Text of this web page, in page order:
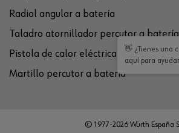
Radial angular a batería
Taladro atornillador percutor a batería
Pistola de calor eléctrica
Martillo percutor a batería
© 1977-2026 Würth España
👋 ¿Tienes una
aquí para